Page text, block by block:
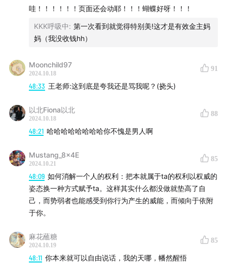
哇！！！！！！页面还会动耶！！！蝴蝶好呀！！！
KKK呼吸中: 第一次看到就觉得特别美!这才是有效金主妈
妈（我没收钱hh）
Moonchild97
2024.10.18
91
48:33 王老师:这到底是夸我还是骂我呢？(挠头)
以北Fiona以北
2024.10.18
88
48:21 哈哈哈哈哈哈哈哈你不愧是男人啊
Mustang_8x4E
2024.10.21
85
48:09 如何消解一个人的权利：把本就属于ta的权利以权威的
姿态换一种方式赋予ta。这样其实什么都没做就垫高了自
己，而势弱者也能感受到你行为产生的威能，而倾向于依附
于你。
麻花蘸糖
2024.10.19
85
48:11 你本来就可以自由说话，我的天哪，幡然醒悟